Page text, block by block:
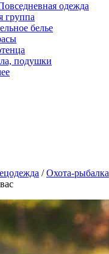
одежда
группа
белье
подушки
/ Охота-рыбалка